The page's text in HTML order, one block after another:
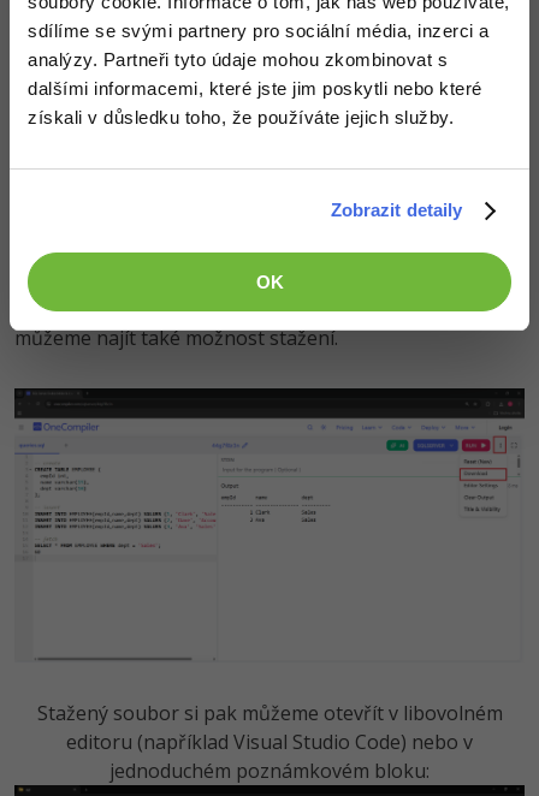
sdílíme se svými partnery pro sociální média, inzerci a
analýzy. Partneři tyto údaje mohou zkombinovat s
dalšími informacemi, které jste jim poskytli nebo které
získali v důsledku toho, že používáte jejich služby.
Zobrazit detaily
OK
sloupec. Kdybychom napsali jen ALTER TABLE
EMPLOYEE ADD email varchar(50);
předchozího CREATE TABLE , kompiler by opět
nevěděl, kterou tabulku má změnit.
Stažení a rozdělení souborů
OneCompiler umožňuje práci se soubory v levé části
editoru. Hlavní soubor bývá pojmenovaný například
queries.sql . Přes nabídku vedle tlačítkaRun
můžeme najít také možnost stažení.
Stažený soubor si pak můžeme otevřít v libovolném
editoru (například Visual Studio Code) nebo v
jednoduchém poznámkovém bloku: